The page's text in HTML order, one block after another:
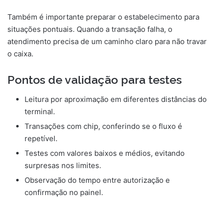
Também é importante preparar o estabelecimento para
situações pontuais. Quando a transação falha, o
atendimento precisa de um caminho claro para não travar
o caixa.
Pontos de validação para testes
Leitura por aproximação em diferentes distâncias do
terminal.
Transações com chip, conferindo se o fluxo é
repetível.
Testes com valores baixos e médios, evitando
surpresas nos limites.
Observação do tempo entre autorização e
confirmação no painel.